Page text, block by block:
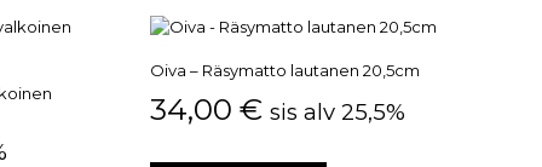
Oiva – Räsymatto lautanen 20,5cm
34,00€ sis alv 25,5%